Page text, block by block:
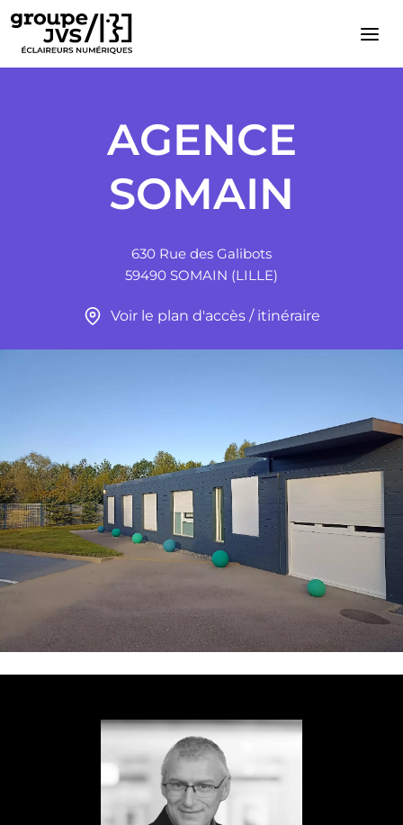
AGENCE
SOMAIN
630 Rue des Galibots
59490 SOMAIN (LILLE)
Voir le plan d'accès / itinéraire
Cookies management panel